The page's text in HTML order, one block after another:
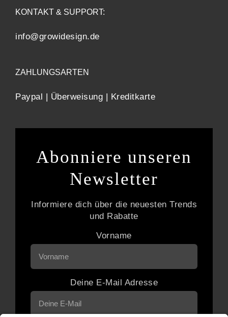
KONTAKT & SUPPORT:
info@growidesign.de
ZAHLUNGSARTEN
Paypal | Überweisung | Kreditkarte
Abonniere unseren
Newsletter
Informiere dich über die neuesten Trends
und Rabatte
Vorname
Deine E-Mail Adresse